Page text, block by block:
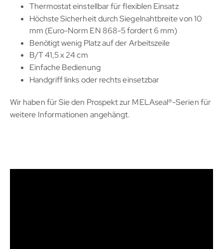
Thermostat einstellbar für flexiblen Einsatz
Höchste Sicherheit durch Siegelnahtbreite von 10
mm (Euro-Norm EN 868-5 fordert 6 mm)
Benötigt wenig Platz auf der Arbeitszeile
B/T 41,5 x 24 cm
Einfache Bedienung
Handgriff links oder rechts einsetzbar
Wir haben für Sie den Prospekt zur MELAseal®-Serien für
weitere Informationen angehängt.